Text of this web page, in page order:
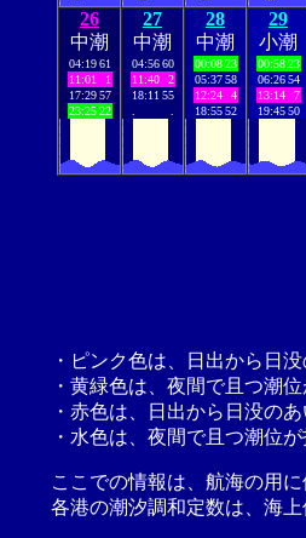
26
中潮
04:19 61
11:01
1
17:29 57
23:25 22
27
中潮
04:56 60
11:40
2
18:11 55
28
中潮
00:08 23
05:37 58
12:24
4
18:55 52
29
小潮
00:58 23
06:26 54
13:14
7
19:45 50
・ピンク色は、日出から日
・黄緑色は、夜間で且つ潮
・赤色は、日出から日没の
・水色は、夜間で且つ潮位
ここでの情報は、航海の用
各港の潮汐調和定数は、海